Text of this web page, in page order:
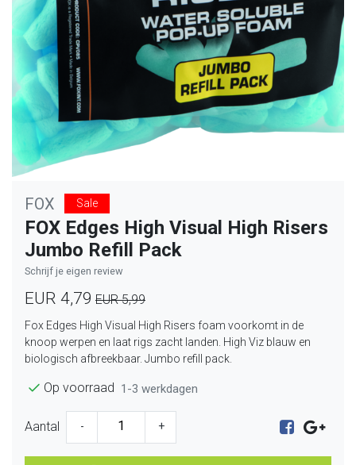
FOX Sale
FOX Edges High Visual High Risers
Jumbo Refill Pack
Schrijf je eigen review
EUR 4,79 EUR 5,99
Fox Edges High Visual High Risers foam voorkomt in de
knoop werpen en laat rigs zacht landen. High Viz blauw en
biologisch afbreekbaar. Jumbo refill pack.
Op voorraad 1-3 werkdagen
Aantal - +